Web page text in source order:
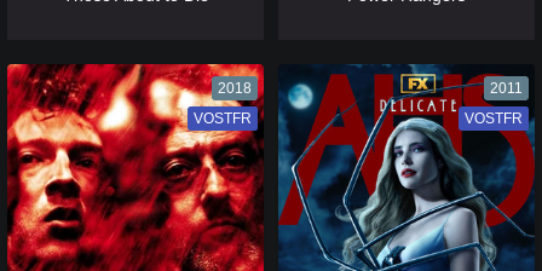
2018
VF
VOSTFR
2011
VF
VOSTFR